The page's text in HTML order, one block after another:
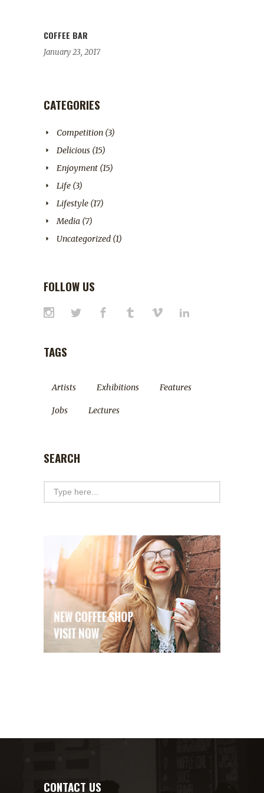
COFFEE BAR
January 23, 2017
CATEGORIES
Competition (3)
Delicious (15)
Enjoyment (15)
Life (3)
Lifestyle (17)
Media (7)
Uncategorized (1)
FOLLOW US
TAGS
Artists Exhibitions Features
Jobs Lectures
SEARCH
CONTACT US